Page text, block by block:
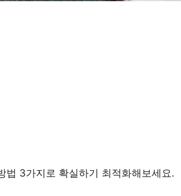
법 3가지로 확실하기 최적화해보세요.